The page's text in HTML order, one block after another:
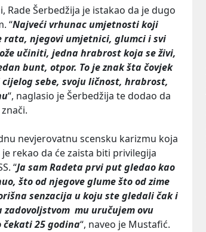
Rade Šerbedžija je istakao da je dugo
“Najveći vrhunac umjetnosti koji
rata, njegovi umjetnici, glumci i svi
učiniti, jedna hrabrost koja se živi,
bunt, otpor. To je znak šta čovjek
sebe, svoju ličnost, hrabrost,
“, naglasio je Šerbedžija te dodao da
nevjerovatnu scensku karizmu koja
je rekao da će zaista biti privilegija
“Ja sam Radeta prvi put gledao kao
što od njegove glume što od zime
senzacija u koju ste gledali čak i
zadovoljstvom mu uručujem ovu
čekati 25 godina“, naveo je Mustafić.